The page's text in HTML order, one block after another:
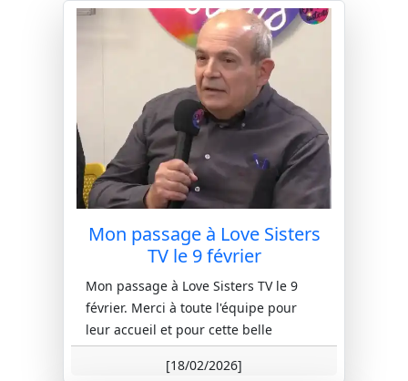
Mon passage à Love Sisters
TV le 9 février
Mon passage à Love Sisters TV le 9
février. Merci à toute l'équipe pour
leur accueil et pour cette belle
expérience. Merci pour la mise en...
[18/02/2026]